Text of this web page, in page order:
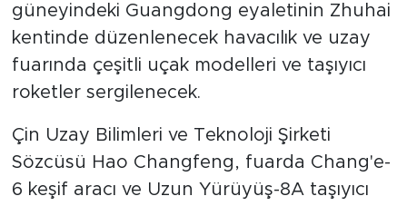
güneyindeki Guangdong eyaletinin Zhuhai
kentinde düzenlenecek havacılık ve uzay
fuarında çeşitli uçak modelleri ve taşıyıcı
roketler sergilenecek.
Çin Uzay Bilimleri ve Teknoloji Şirketi
Sözcüsü Hao Changfeng, fuarda Chang'e-
6 keşif aracı ve Uzun Yürüyüş-8A taşıyıcı